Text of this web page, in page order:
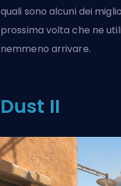
quali sono alcuni dei
prossima volta che ne
nemmeno arrivare.
Dust II